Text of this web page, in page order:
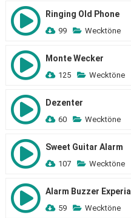
Ringing Old Phone
99 Wecktöne
Monte Wecker
125 Wecktöne
Dezenter
60 Wecktöne
Sweet Guitar Alarm
107 Wecktöne
Alarm Buzzer Experia
59 Wecktöne